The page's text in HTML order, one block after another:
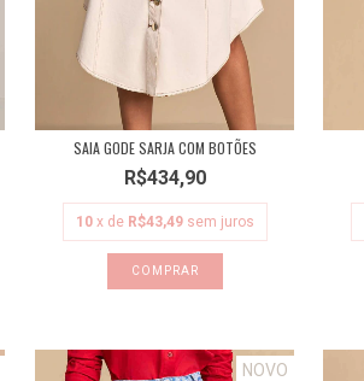
SAIA GODE SARJA COM BOTÕES
R$434,90
10 x de R$43,49 sem juros
COMPRAR
NOVO